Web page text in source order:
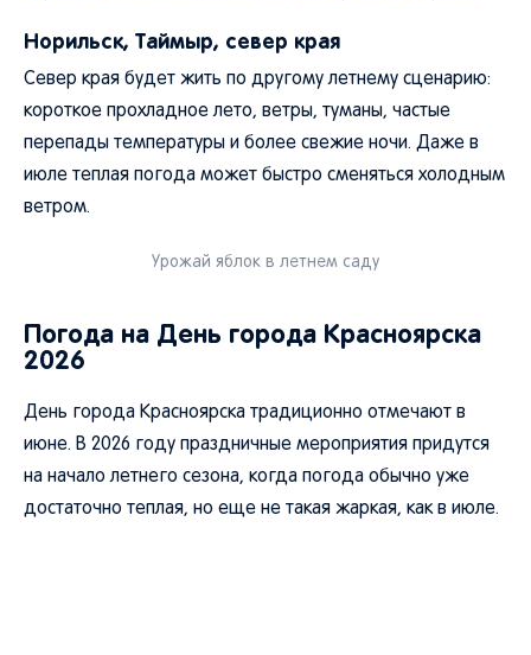
Норильск, Таймыр, север края
Север края будет жить по другому летнему сценарию:
короткое прохладное лето, ветры, туманы, частые
перепады температуры и более свежие ночи. Даже в
июле теплая погода может быстро сменяться холодным
ветром.
Урожай яблок в летнем саду
Погода на День города Красноярска
2026
День города Красноярска традиционно отмечают в
июне. В 2026 году праздничные мероприятия придутся
на начало летнего сезона, когда погода обычно уже
достаточно теплая, но еще не такая жаркая, как в июле.